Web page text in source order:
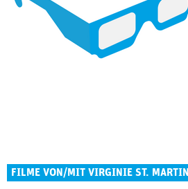
FILME VON/MIT VIRGINIE ST. MARTIN